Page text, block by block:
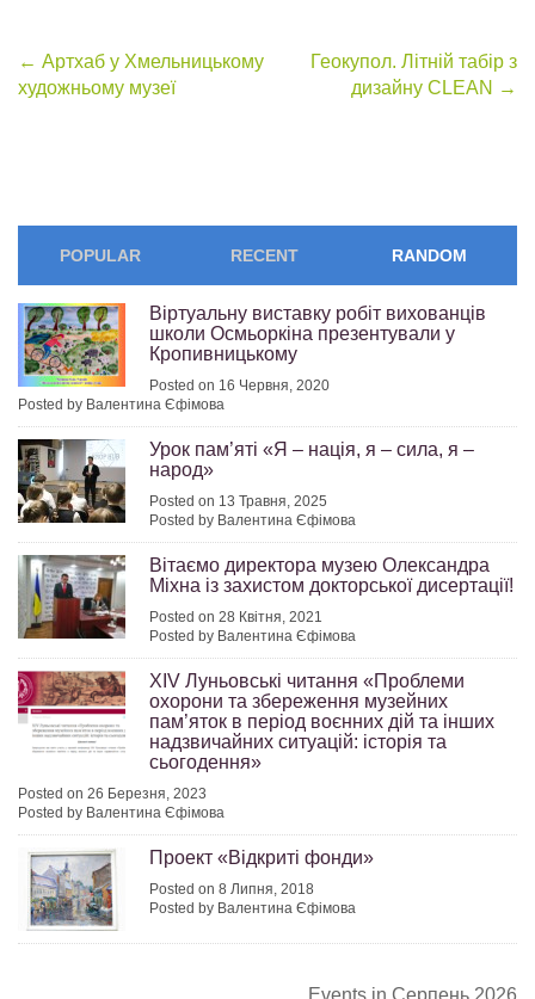
Post
← Артхаб у Хмельницькому
художньому музеї
Геокупол. Літній табір з
дизайну CLEAN →
POPULAR RECENT RANDOM
Віртуальну виставку робіт вихованців
школи Осмьоркіна презентували у
Кропивницькому
Posted on 16 Червня, 2020
Posted by Валентина Єфімова
Урок пам’яті «Я – нація, я – сила, я –
народ»
Posted on 13 Травня, 2025
Posted by Валентина Єфімова
Вітаємо директора музею Олександра
Міхна із захистом докторської дисертації!
Posted on 28 Квітня, 2021
Posted by Валентина Єфімова
ХІV Луньовські читання «Проблеми
охорони та збереження музейних
пам’яток в період воєнних дій та інших
надзвичайних ситуацій: історія та
сьогодення»
Posted on 26 Березня, 2023
Posted by Валентина Єфімова
Проект «Відкриті фонди»
Posted on 8 Липня, 2018
Posted by Валентина Єфімова